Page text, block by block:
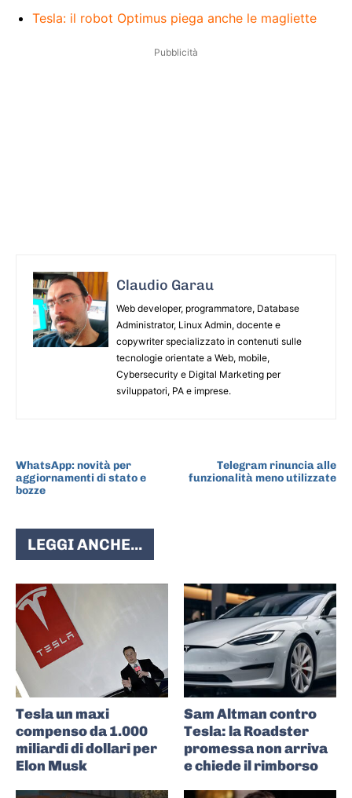
Tesla: il robot Optimus piega anche le magliette
Pubblicità
Claudio Garau
Web developer, programmatore, Database
Administrator, Linux Admin, docente e
copywriter specializzato in contenuti sulle
tecnologie orientate a Web, mobile,
Cybersecurity e Digital Marketing per
sviluppatori, PA e imprese.
WhatsApp: novità per
aggiornamenti di stato e
bozze
Telegram rinuncia alle
funzionalità meno utilizzate
LEGGI ANCHE...
Tesla un maxi
compenso da 1.000
miliardi di dollari per
Elon Musk
Sam Altman contro
Tesla: la Roadster
promessa non arriva
e chiede il rimborso